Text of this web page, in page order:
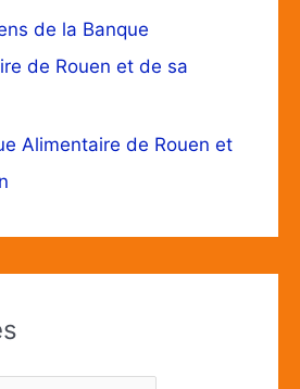
de la Banque
de Rouen et de sa
Alimentaire de Rouen et